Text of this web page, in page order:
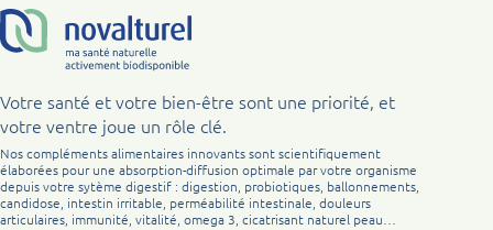
Votre santé et votre bien-être sont une priorité, et
votre ventre joue un rôle clé.
Nos compléments alimentaires innovants sont scientifiquement
élaborées pour une absorption-diffusion optimale par votre organisme
depuis votre sytème digestif : digestion, probiotiques, ballonnements,
candidose, intestin irritable, perméabilité intestinale, douleurs
articulaires, immunité, vitalité, omega 3, cicatrisant naturel peau…